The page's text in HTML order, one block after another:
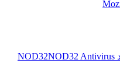
NOD32